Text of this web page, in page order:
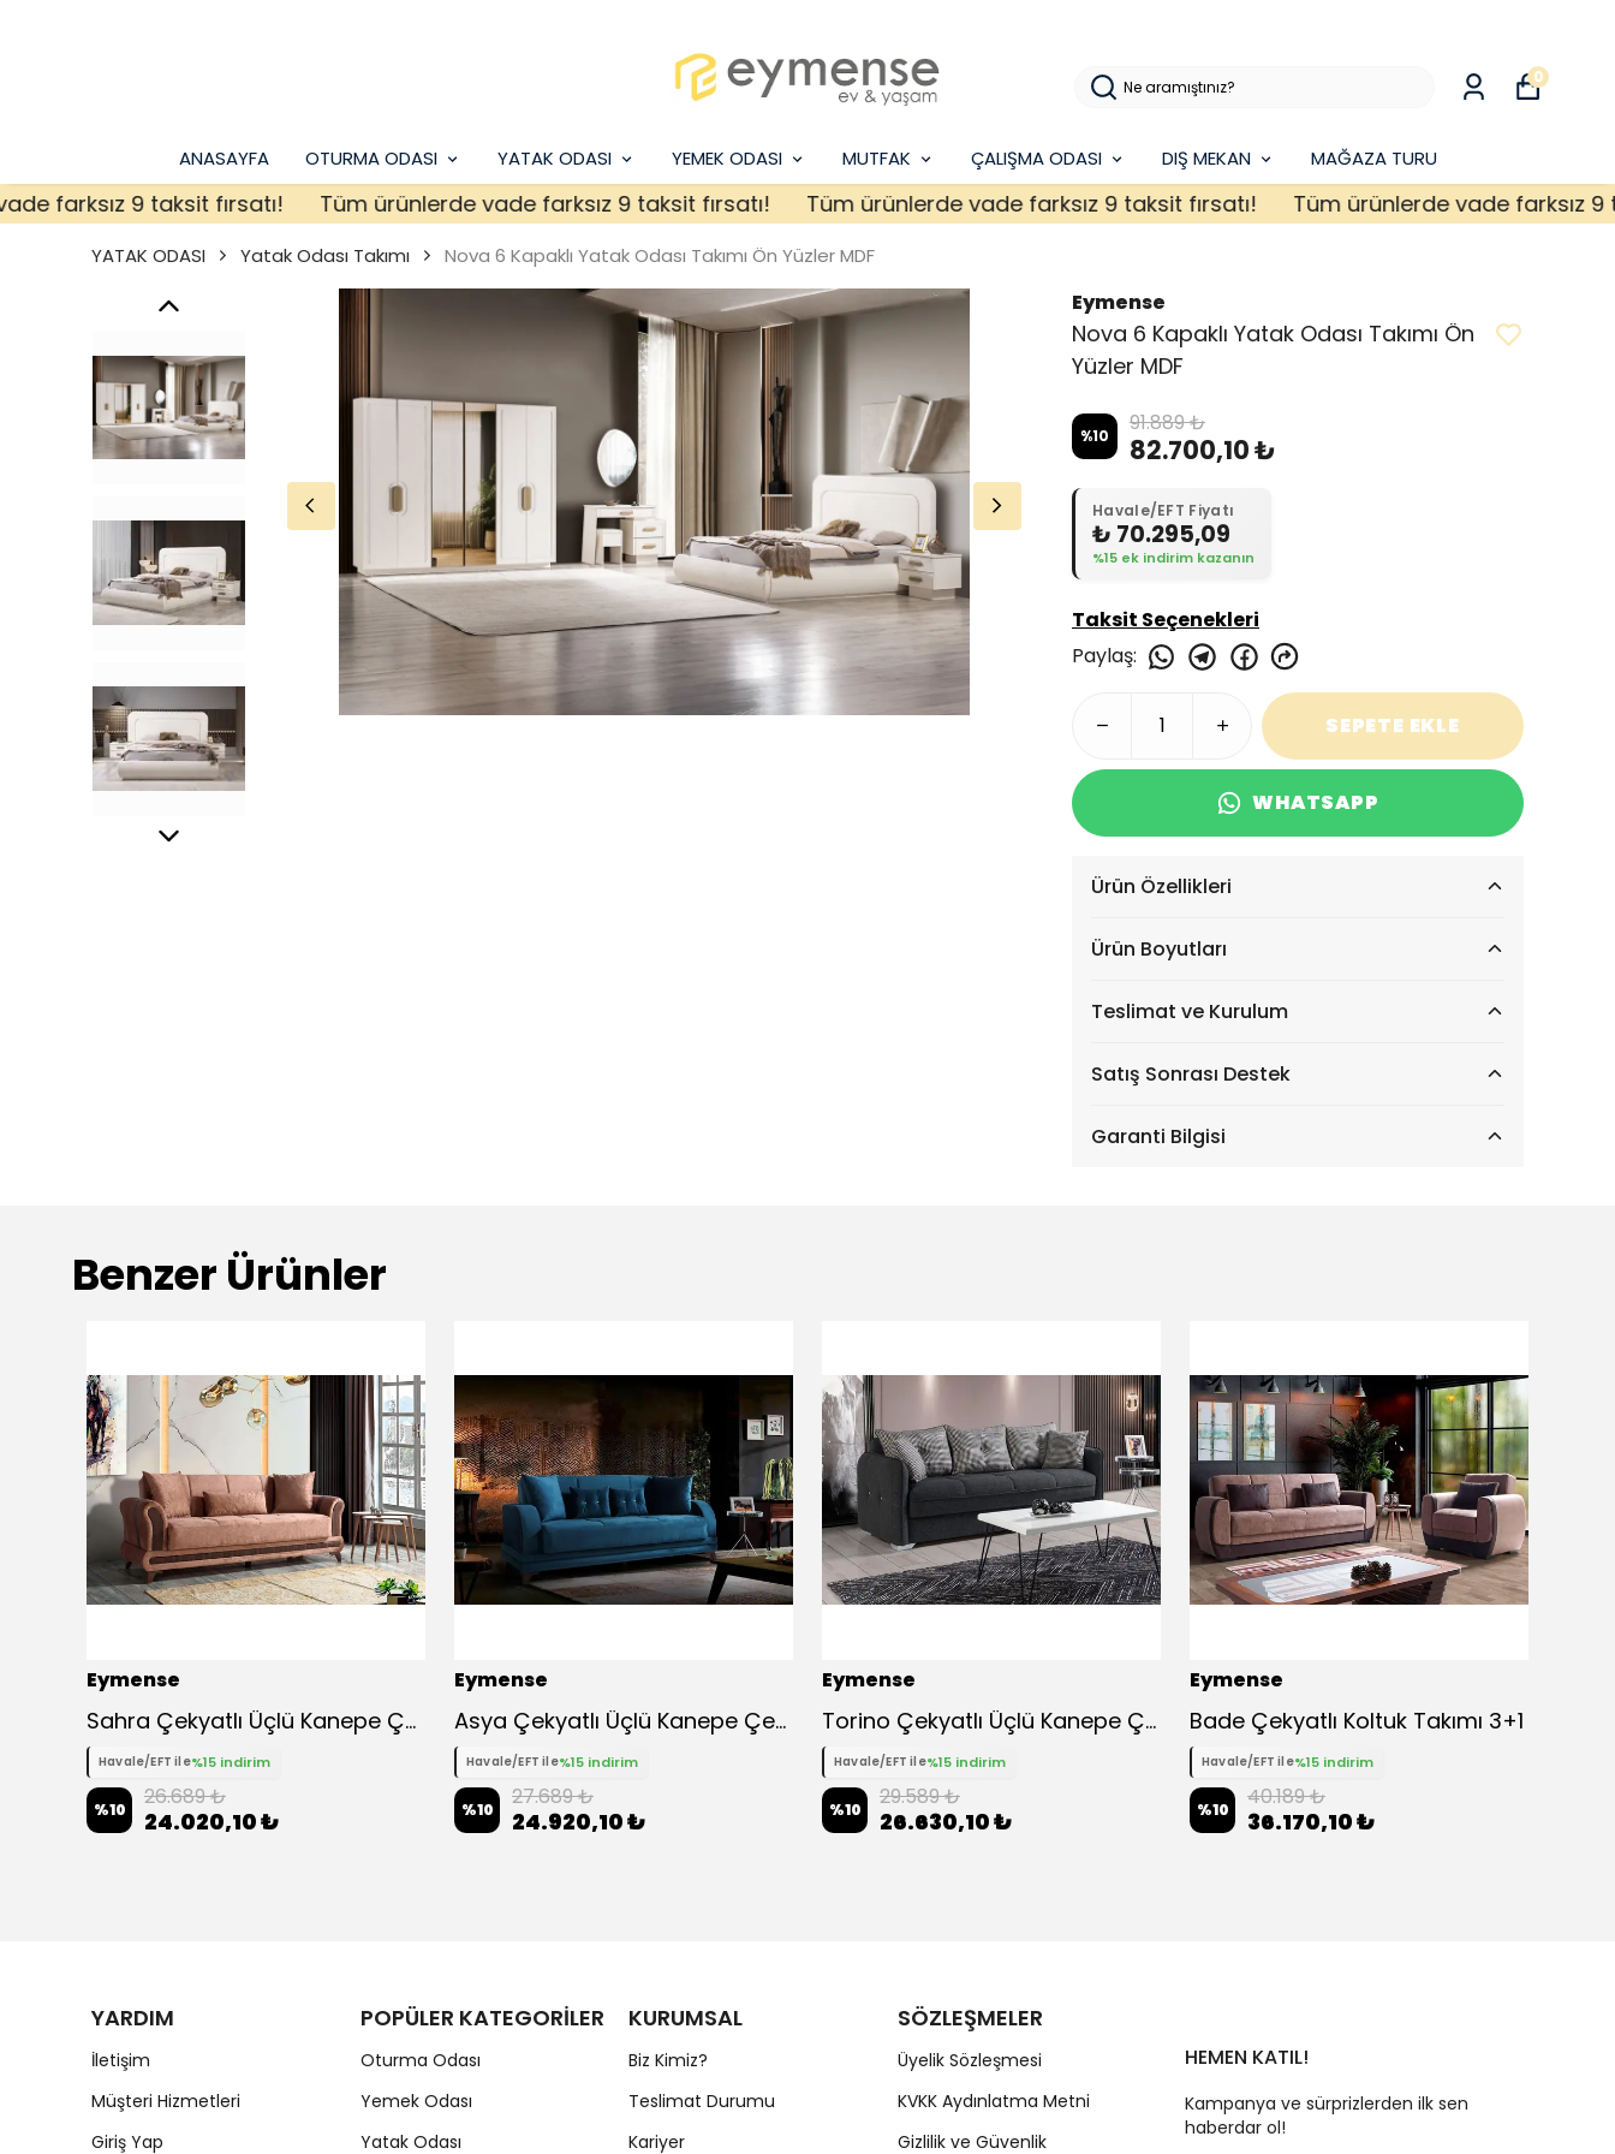
ANASAYFA OTURMA ODASI YATAK ODASI YEMEK ODASI MUTFAK ÇALIŞMA ODASI DIŞ MEKAN MAĞAZA TURU
0
9 taksit fırsatı! Tüm ürünlerde vade farksız 9 taksit fırsatı! Tüm ürünlerde vade farksız 9 taksit fırsatı! Tüm ürünlerde vade farksız 9
YATAK ODASI Yatak Odası Takımı Nova 6 Kapaklı Yatak Odası Takımı Ön Yüzler MDF
Eymense
Nova 6 Kapaklı Yatak Odası Takımı Ön
Yüzler MDF
%10 91.889 ₺
82.700,10 ₺
Havale/EFT Fiyatı
₺ 70.295,09
%15 ek indirim kazanın
Taksit Seçenekleri
Paylaş:
SEPETE EKLE
WHATSAPP
Ürün Özellikleri
Ürün Boyutları
Teslimat ve Kurulum
Satış Sonrası Destek
Garanti Bilgisi
Benzer Ürünler
Eymense
Sahra Çekyatlı Üçlü Kanepe Çekyat
Havale/EFT ile%15 indirim
%10 26.689 ₺
24.020,10 ₺
Eymense
Asya Çekyatlı Üçlü Kanepe Çekyat
Havale/EFT ile%15 indirim
%10 27.689 ₺
24.920,10 ₺
Eymense
Torino Çekyatlı Üçlü Kanepe Çekyat
Havale/EFT ile%15 indirim
%10 29.589 ₺
26.630,10 ₺
Eymense
Bade Çekyatlı Koltuk Takımı 3+1
Havale/EFT ile%15 indirim
%10 40.189 ₺
36.170,10 ₺
YARDIM
İletişim
Müşteri Hizmetleri
Giriş Yap
POPÜLER KATEGORİLER
Oturma Odası
Yemek Odası
Yatak Odası
KURUMSAL
Biz Kimiz?
Teslimat Durumu
Kariyer
SÖZLEŞMELER
Üyelik Sözleşmesi
KVKK Aydınlatma Metni
Gizlilik ve Güvenlik
HEMEN KATIL!
Kampanya ve sürprizlerden ilk sen
haberdar ol!